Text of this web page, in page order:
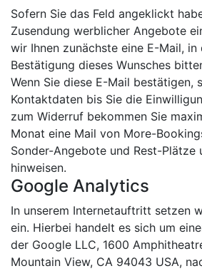
Sofern Sie das Feld angeklickt
Zusendung werblicher Angebote
wir Ihnen zunächste eine E-Mail,
Bestätigung dieses Wunsches
Wenn Sie diese E-Mail bestätigen,
Kontaktdaten bis Sie die
zum Widerruf bekommen Sie
Monat eine Mail von More-
Sonder-Angebote und Rest-Plätze
hinweisen.
Google Analytics
In unserem Internetauftritt setzen
ein. Hierbei handelt es sich um
der Google LLC, 1600
Mountain View, CA 94043 USA,